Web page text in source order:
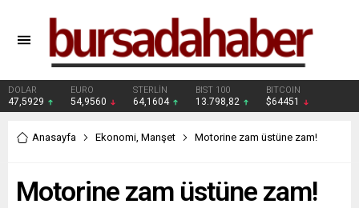
DOLAR
47,5929
EURO
54,9560
STERLİN
64,1604
BIST 100
13.798,82
BITCOIN
$64451
Anasayfa Ekonomi, Manşet Motorine zam üstüne zam!
Motorine zam üstüne zam!